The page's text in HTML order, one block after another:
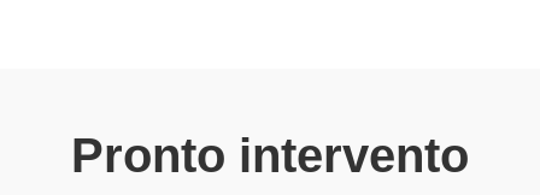
Pronto intervento